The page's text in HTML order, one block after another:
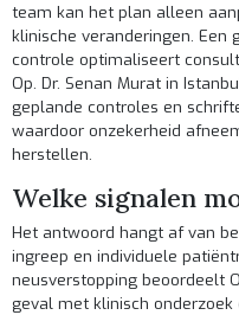
team kan het plan alleen
klinische veranderingen. Een
controle optimaliseert
Op. Dr. Senan Murat in
geplande controles en
waardoor onzekerheid
herstellen.
Welke signalen
Het antwoord hangt af van
ingreep en individuele
neusverstopping beoordeelt
geval met klinisch